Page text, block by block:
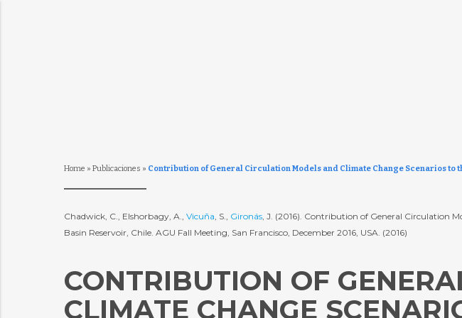
Home » Publicaciones » Contribution of General Circulation Models and Climate Change Scenarios to
Chadwick, C., Elshorbagy, A., Vicuña, S., Gironás, J. (2016). Contribution of General Circulation
Basin Reservoir, Chile. AGU Fall Meeting, San Francisco, December 2016, USA. (2016)
CONTRIBUTION OF
CLIMATE CHANGE